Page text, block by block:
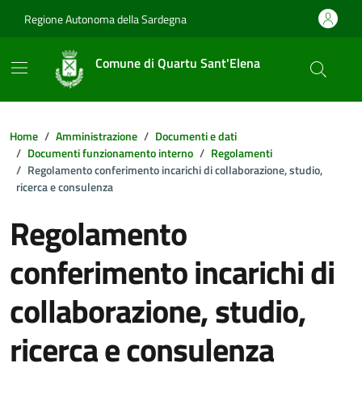
Regione Autonoma della Sardegna
Comune di Quartu Sant'Elena
Home Amministrazione
Documenti e dati
Documenti funzionamento interno
Regolamenti
Regolamento conferimento incarichi di collaborazione, studio,
ricerca e consulenza
Regolamento
conferimento incarichi di
collaborazione, studio,
ricerca e consulenza